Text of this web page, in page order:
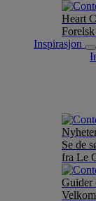
Heart
Inspirasjon
Se de
fra Le
Guider